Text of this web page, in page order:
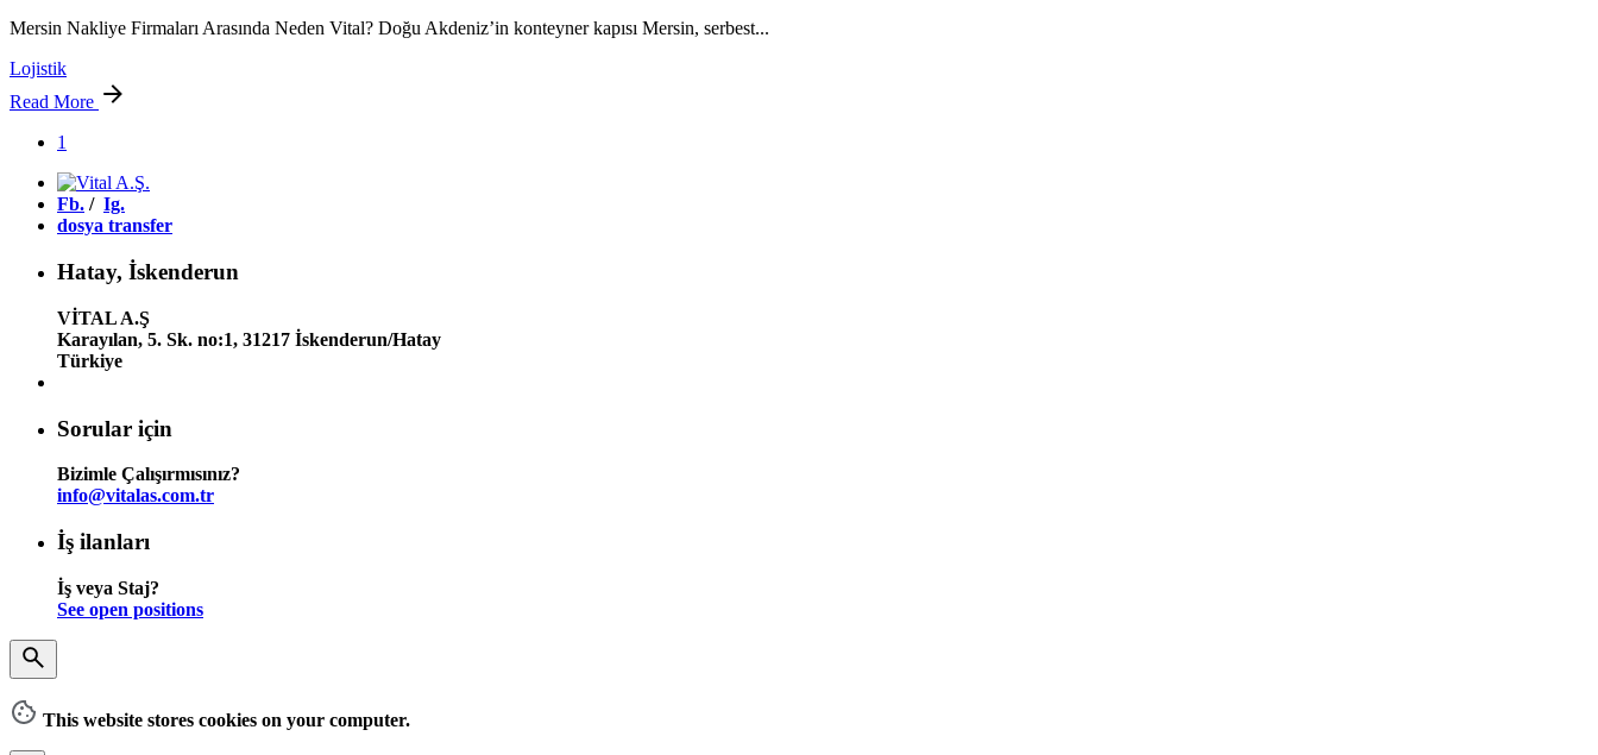
Mersin Nakliye Firmaları Arasında Neden Vital? Doğu Akdeniz’in konteyner kapısı Mersin, serbest...
Lojistik
Read More
1
Fb. / Ig.
dosya transfer
Hatay, İskenderun
VİTAL A.Ş
Karayılan, 5. Sk. no:1, 31217 İskenderun/Hatay
Türkiye
Sorular için
Bizimle Çalışırmısınız?
info@vitalas.com.tr
İş ilanları
İş veya Staj?
See open positions
This website stores cookies on your computer.